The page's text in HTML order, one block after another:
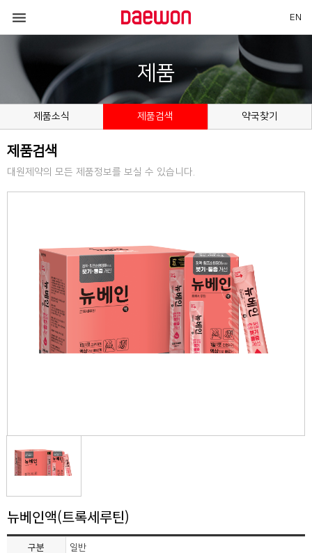
 EN
제품
제품소식 제품검색 약국찾기
제품검색
대원제약의 모든 제품정보를 보실 수 있습니다.
뉴베인액(트록세루틴)
구분 일반